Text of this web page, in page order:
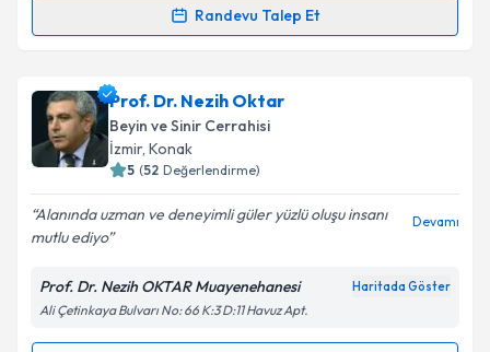
Randevu Talep Et
için bir takvim hazırlandığında e-posta ile
bilgilendireceğiz.
E-posta Adresiniz
Metni'ni okudum ve kişisel verilerimin belirtilen
kapsamda işlenmesini kabul ediyorum.
Prof. Dr. Nezih Oktar
Beyin ve Sinir Cerrahisi
İzmir, Konak
5 (52 Değerlendirme)
Alanında uzman ve deneyimli güler yüzlü oluşu insanı
mutlu ediyo
Devamı
Prof. Dr. Nezih OKTAR Muayenehanesi Haritada Göster
Ali Çetinkaya Bulvarı No: 66 K:3 D:11 Havuz Apt.